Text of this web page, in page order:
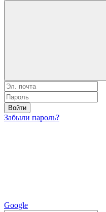
Войти
Забыли пароль?
Google